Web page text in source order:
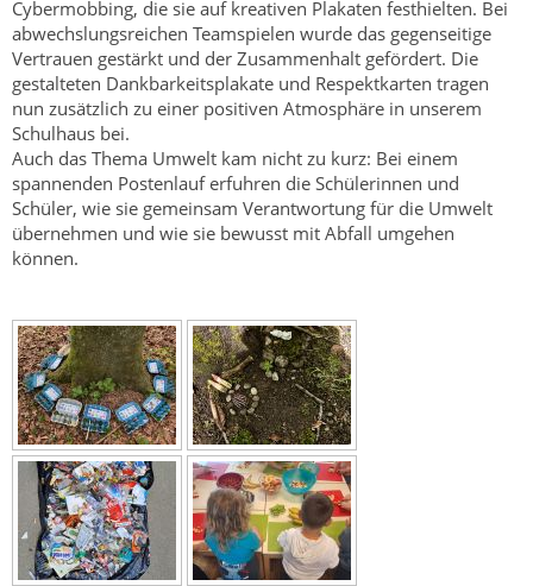
Cybermobbing, die sie auf kreativen Plakaten festhielten. Bei
abwechslungsreichen Teamspielen wurde das gegenseitige
Vertrauen gestärkt und der Zusammenhalt gefördert. Die
gestalteten Dankbarkeitsplakate und Respektkarten tragen
nun zusätzlich zu einer positiven Atmosphäre in unserem
Schulhaus bei.
Auch das Thema Umwelt kam nicht zu kurz: Bei einem
spannenden Postenlauf erfuhren die Schülerinnen und
Schüler, wie sie gemeinsam Verantwortung für die Umwelt
übernehmen und wie sie bewusst mit Abfall umgehen
können.